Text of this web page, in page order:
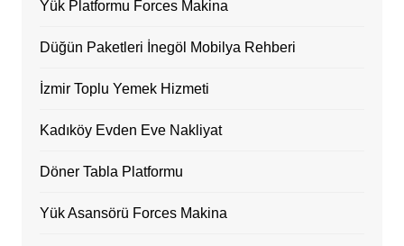
Yük Platformu Forces Makina
Düğün Paketleri İnegöl Mobilya Rehberi
İzmir Toplu Yemek Hizmeti
Kadıköy Evden Eve Nakliyat
Döner Tabla Platformu
Yük Asansörü Forces Makina